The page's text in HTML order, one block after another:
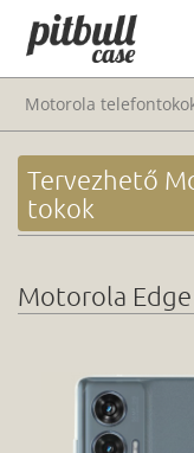
Motorola
Tervezhető
tokok
Motorola